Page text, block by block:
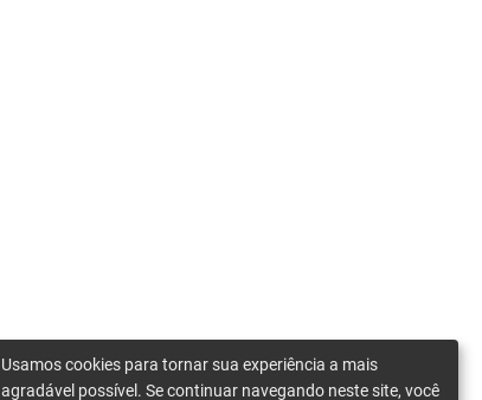
Usamos cookies para tornar sua experiência a mais
agradável possível. Se continuar navegando neste site, você